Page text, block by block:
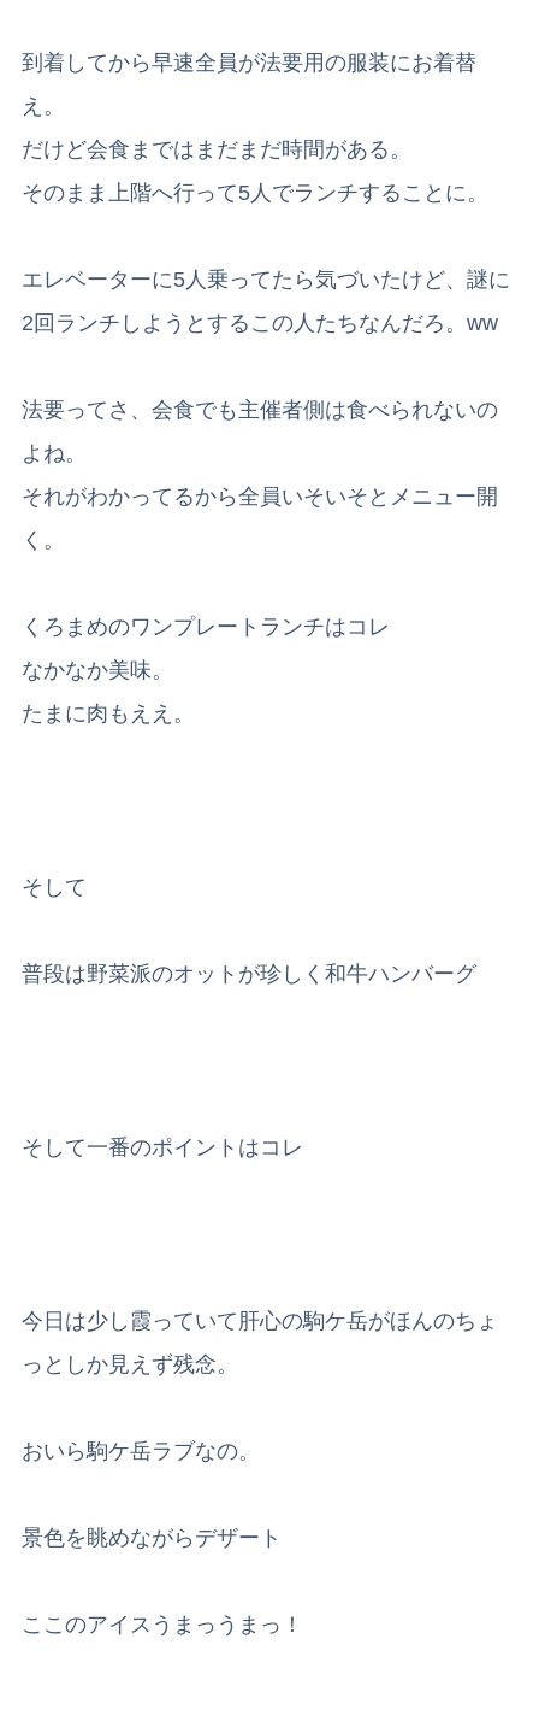
到着してから早速全員が法要用の服装にお着替
え。
だけど会食まではまだまだ時間がある。
そのまま上階へ行って5人でランチすることに。
エレベーターに5人乗ってたら気づいたけど、謎に
2回ランチしようとするこの人たちなんだろ。ww
法要ってさ、会食でも主催者側は食べられないの
よね。
それがわかってるから全員いそいそとメニュー開
く。
くろまめのワンプレートランチはコレ
なかなか美味。
たまに肉もええ。
そして
普段は野菜派のオットが珍しく和牛ハンバーグ
そして一番のポイントはコレ
今日は少し霞っていて肝心の駒ケ岳がほんのちょ
っとしか見えず残念。
おいら駒ケ岳ラブなの。
景色を眺めながらデザート
ここのアイスうまっうまっ！